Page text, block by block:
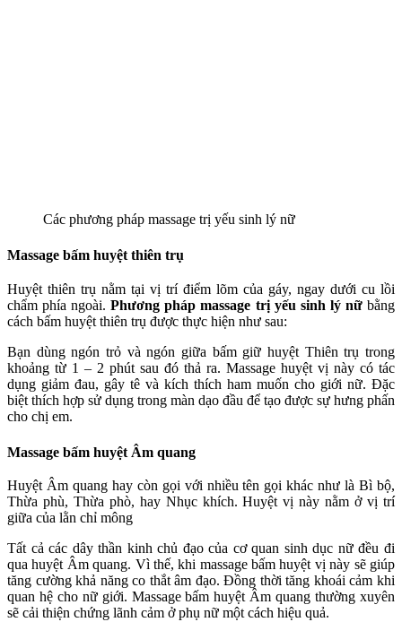
Các phương pháp massage trị yếu sinh lý nữ
Massage bấm huyệt thiên trụ
Huyệt thiên trụ nằm tại vị trí điểm lõm của gáy, ngay dưới cu lồi
chẩm phía ngoài.Phương pháp massage trị yếu sinh lý nữbằng
cách bấm huyệt thiên trụ được thực hiện như sau:
Bạn dùngngón trỏ và ngón giữa bấm giữ huyệt Thiên trụ trong
khoảng từ 1 – 2 phút sau đó thả ra. Massage huyệt vị này có tác
dụng giảm đau, gây tê và kích thích ham muốn cho giới nữ. Đặc
biệt thích hợp sử dụng trong màn dạo đầu để tạo được sự hưng phấn
cho chị em.
Massage bấm huyệt Âm quang
Huyệt Âm quang hay còn gọi với nhiều tên gọi khác như là Bì bộ,
Thừa phù, Thừa phò, hay Nhục khích. Huyệt vị này nằm ở vị trí
giữa của lằn chỉ mông
Tất cả các dây thần kinh chủ đạo của cơ quan sinh dục nữ đều đi
qua huyệt Âm quang. Vì thế, khi massage bấm huyệt vị này sẽ giúp
tăng cường khả năng co thắt âm đạo. Đồng thời tăng khoái cảm khi
quan hệ cho nữ giới. Massage bấm huyệt Âm quang thường xuyên
sẽ cải thiện chứng lãnh cảm ở phụ nữ một cách hiệu quả.